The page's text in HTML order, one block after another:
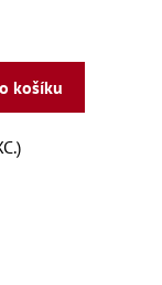
košíku